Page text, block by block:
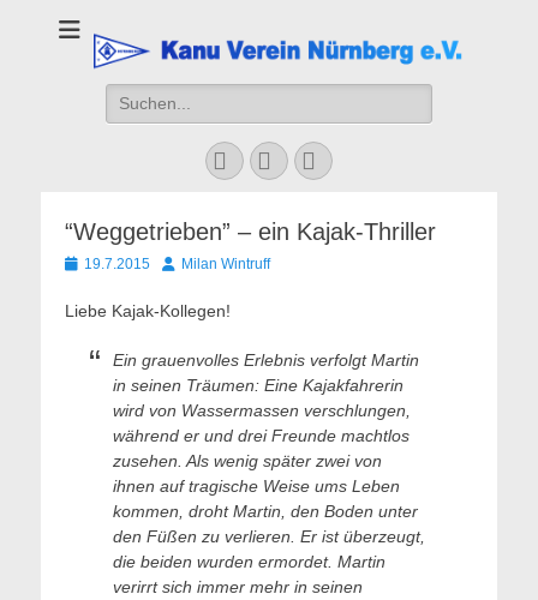
Kanu Verein
Nuernberg
Suchen
nach:
Facebook
YouTubeInstagram
“Weggetrieben” – ein Kajak-Thriller
Veröffentlicht
19.7.2015 AutorMilan Wintruff
Liebe Kajak-Kollegen!
Ein grauenvolles Erlebnis verfolgt Martin
in seinen Träumen: Eine Kajakfahrerin
wird von Wassermassen verschlungen,
während er und drei Freunde machtlos
zusehen. Als wenig später zwei von
ihnen auf tragische Weise ums Leben
kommen, droht Martin, den Boden unter
den Füßen zu verlieren. Er ist überzeugt,
die beiden wurden ermordet. Martin
verirrt sich immer mehr in seinen